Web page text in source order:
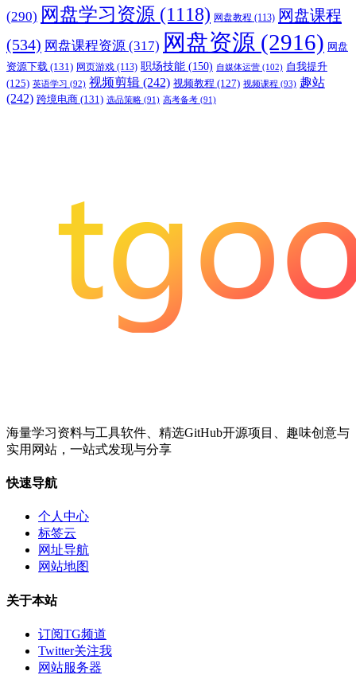
(290) 网盘学习资源 (1118) 网盘教程 (113) 网盘课程
(534) 网盘课程资源 (317) 网盘资源 (2916) 网盘
资源下载 (131) 网页游戏 (113) 职场技能 (150) 自媒体运营 (102) 自我提升
(125) 英语学习 (92) 视频剪辑 (242) 视频教程 (127) 视频课程 (93) 趣站
(242) 跨境电商 (131) 选品策略 (91) 高考备考 (91)
海量学习资料与工具软件、精选GitHub开源项目、趣味创意与
实用网站，一站式发现与分享
快速导航
个人中心
标签云
网址导航
网站地图
关于本站
订阅TG频道
Twitter关注我
网站服务器